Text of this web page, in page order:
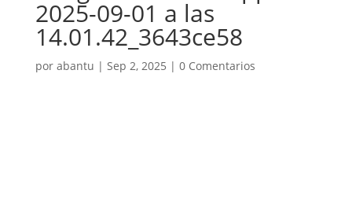
2025-09-01 a las
14.01.42_3643ce58
por abantu | Sep 2, 2025 | 0 Comentarios